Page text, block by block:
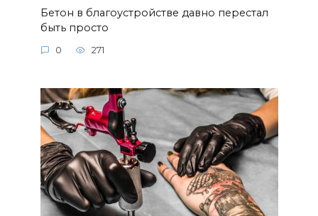
Бетон в благоустройстве давно перестал
быть просто
0 271